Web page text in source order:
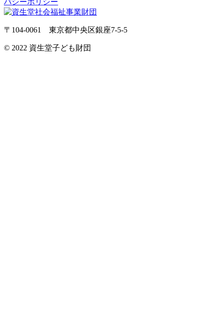
〒104-0061 東京都中央区銀座7-5-5
© 2022 資生堂子ども財団